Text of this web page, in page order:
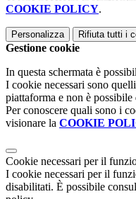
COOKIE POLICY.
Personalizza Rifiuta tutti i
Gestione cookie
In questa schermata è
I cookie necessari sono
piattaforma e non è
Per conoscere quali sono i
visionare la COOKIE
Cookie necessari per il
I cookie necessari per il
disabilitati. È possibile